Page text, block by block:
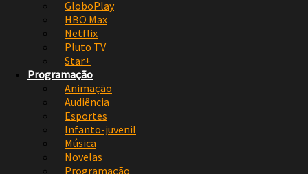
GloboPlay
HBO Max
Netflix
Pluto TV
Star+
Programação
Animação
Audiência
Esportes
Infanto-juvenil
Música
Novelas
Programação